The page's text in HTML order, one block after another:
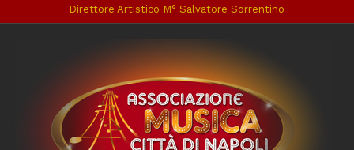
al
Direttore Artistico M° Salvatore Sorrentino